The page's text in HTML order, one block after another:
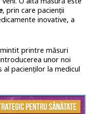
, prin care pacienții
inovative, a
printre măsuri
unor noi
pacienților la medicul